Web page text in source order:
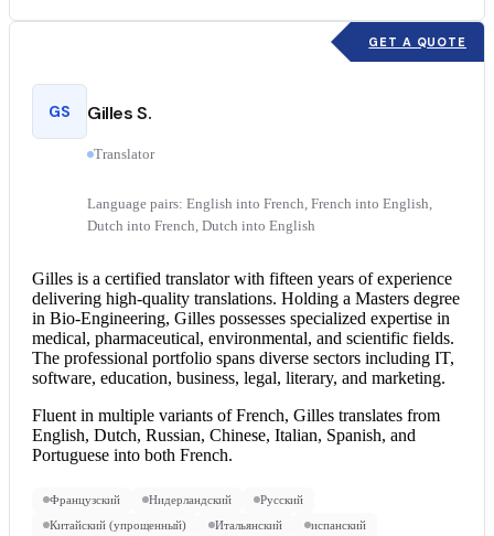
GET A QUOTE
GS Gilles S.
Translator
Language pairs: English into French, French into English,
Dutch into French, Dutch into English
Gilles is a certified translatorwith fifteen years of experience
delivering high-quality translations. Holding a Masters degree
in Bio-Engineering, Gilles possesses specialized expertise in
medical, pharmaceutical, environmental, and scientific fields.
The professional portfolio spans diverse sectors including IT,
software, education, business, legal, literary, and marketing.
Fluent in multiple variants of French, Gilles translates from
English, Dutch, Russian, Chinese, Italian, Spanish, and
Portuguese into both French.
Французский Нидерландский
Русский
Китайский (упрощенный)
Итальянский
испанский